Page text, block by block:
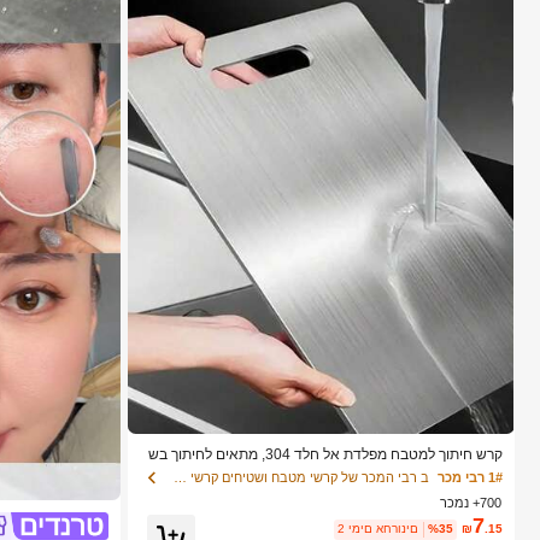
קרש חיתוך למטבח מפלדת אל חלד 304, מתאים לחיתוך בש
ר, פירות וירקות, קל לניקוי, לבישול ביתי
1# רבי מכר
700+ נמכר
₪7 .15
%35 2 ימים אחרונים